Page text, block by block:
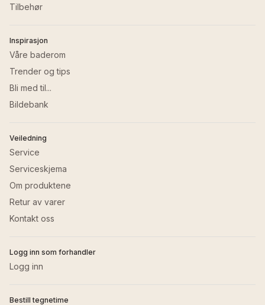
Tilbehør
Inspirasjon
Våre baderom
Trender og tips
Bli med til...
Bildebank
Veiledning
Service
Serviceskjema
Om produktene
Retur av varer
Kontakt oss
Logg inn som forhandler
Logg inn
Bestill tegnetime